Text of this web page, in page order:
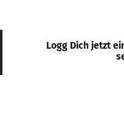
Logg Dich jetzt